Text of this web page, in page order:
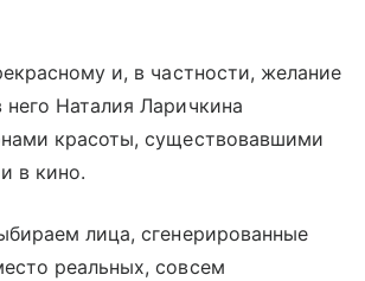
и, в частности, желание
Наталия Ларичкина
красоты, существовавшими
в кино.
лица, сгенерированные
реальных, совсем